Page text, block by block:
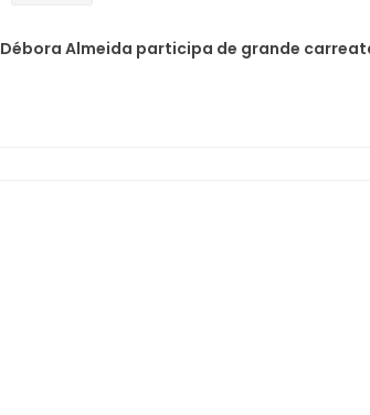
Débora Almeida participa de grande